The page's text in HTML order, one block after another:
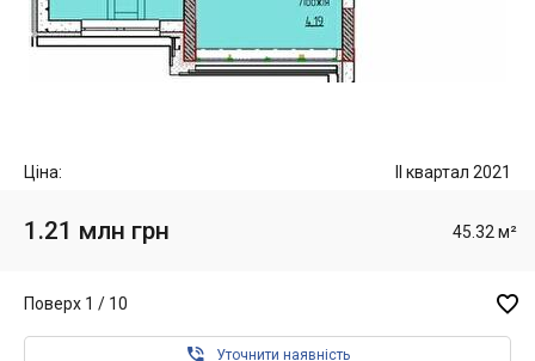
Ціна: II квартал 2021
1.21 млн грн 45.32 м²
Поверх 1 / 10 
 Уточнити наявність